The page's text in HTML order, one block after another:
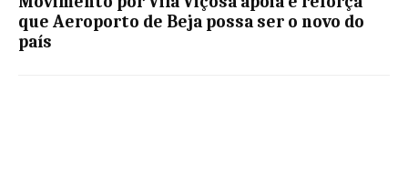
que Aeroporto de Beja possa ser o novo do
país